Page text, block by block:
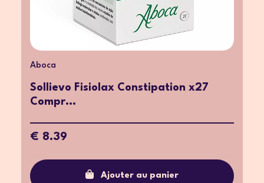
Aboca
Sollievo Fisiolax Constipation x27
Compr...
€ 8.39
Ajouter au panier